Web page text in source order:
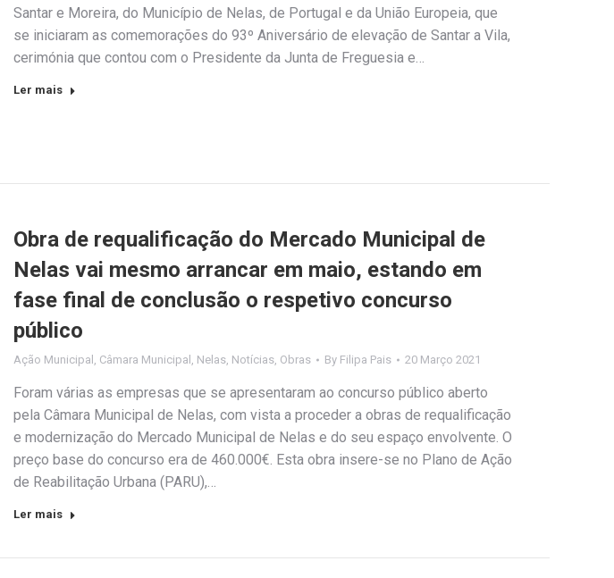
Santar e Moreira, do Município de Nelas, de Portugal e da União Europeia, que
se iniciaram as comemorações do 93º Aniversário de elevação de Santar a Vila,
cerimónia que contou com o Presidente da Junta de Freguesia e…
Ler mais
Obra de requalificação do Mercado Municipal de
Nelas vai mesmo arrancar em maio, estando em
fase final de conclusão o respetivo concurso
público
Ação Municipal , Câmara Municipal , Nelas, Notícias, Obras By Filipa Pais 20 Março 2021
Foram várias as empresas que se apresentaram ao concurso público aberto
pela Câmara Municipal de Nelas, com vista a proceder a obras de requalificação
e modernização do Mercado Municipal de Nelas e do seu espaço envolvente. O
preço base do concurso era de 460.000€. Esta obra insere-se no Plano de Ação
de Reabilitação Urbana (PARU),…
Ler mais